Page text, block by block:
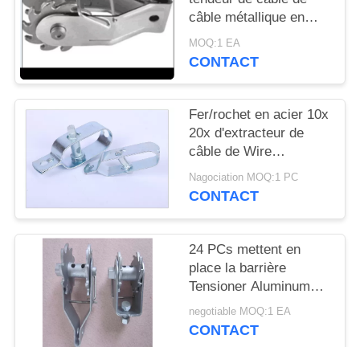
POLICY
câble métallique en
métal 122mm pour le
maillon de chaîne
MOQ:1 EA
CONTACT
Fer/rochet en acier 10x
20x d'extracteur de
câble de Wire
Tensioner Electric de
barrière de ferme de
Nagociation MOQ:1 PC
CONTACT
24 PCs mettent en
place la barrière
Tensioner Aluminum
Rachet roulent le trou
5mm de HDG
negotiable MOQ:1 EA
CONTACT